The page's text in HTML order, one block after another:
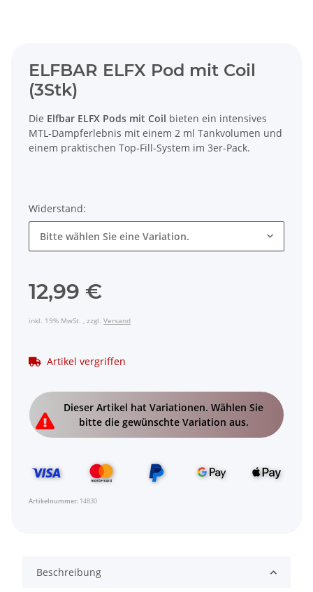
ELFBAR ELFX Pod mit Coil
(3Stk)
Die Elfbar ELFX Pods mit Coil bieten ein intensives
MTL-Dampferlebnis mit einem 2 ml Tankvolumen und
einem praktischen Top-Fill-System im 3er-Pack.
Widerstand:
Bitte wählen Sie eine Variation.
12,99 €
inkl. 19% MwSt. , zzgl. Versand
Artikel vergriffen
Dieser Artikel hat Variationen. Wählen Sie
bitte die gewünschte Variation aus.
Artikelnummer: 14830
Beschreibung